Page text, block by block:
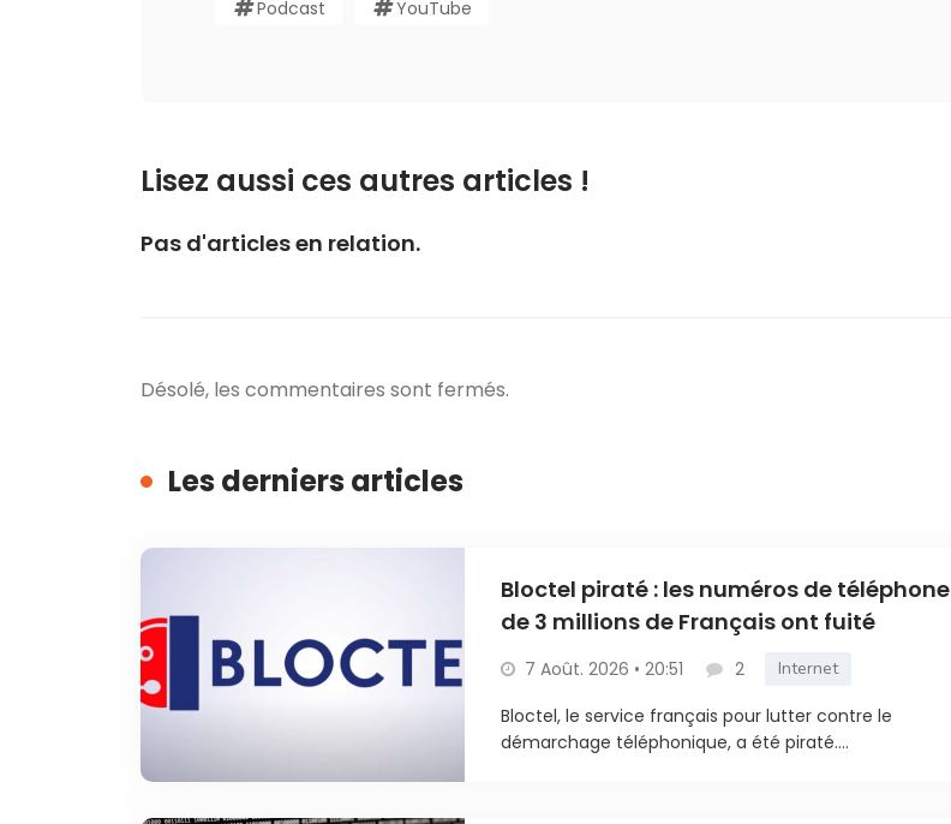
Podcast YouTube
Lisez aussi ces autres articles !
Pas d'articles en relation.
Désolé, les commentaires sont fermés.
Les derniers articles
Bloctel piraté : les numéros de téléphone
de 3 millions de Français ont fuité
7 Août. 2026 • 20:51 2 Internet
Bloctel, le service français pour lutter contre le
démarchage téléphonique, a été piraté....